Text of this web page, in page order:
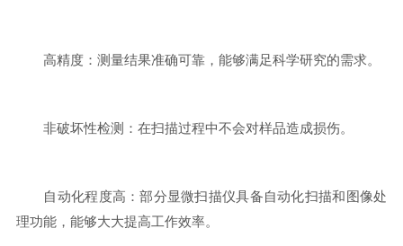
高精度：测量结果准确可靠，能够满足科学研究的需求。
非破坏性检测：在扫描过程中不会对样品造成损伤。
自动化程度高：部分显微扫描仪具备自动化扫描和图像处
理功能，能够大大提高工作效率。